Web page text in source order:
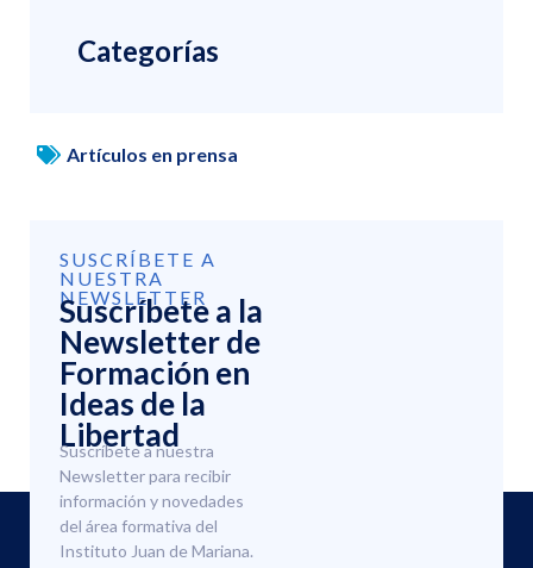
Categorías
Artículos en prensa
SUSCRÍBETE A
NUESTRA
NEWSLETTER
Suscríbete a la
Newsletter de
Formación en
Ideas de la
Libertad
Suscríbete a nuestra
Newsletter para recibir
información y novedades
del área formativa del
Instituto Juan de Mariana.